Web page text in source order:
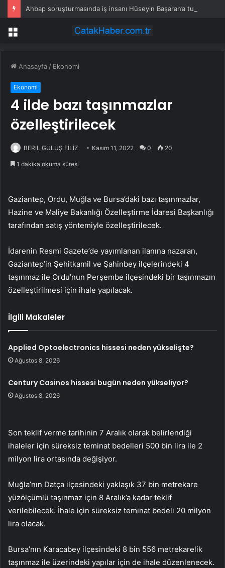
Menü
Anasayfa / Ekonomi
Ekonomi
4 ilde bazı taşınmazlar
özelleştirilecek
BERİL GÜLÜŞ FİLİZ Kasım 11, 2022 0 20
1 dakika okuma süresi
Gaziantep, Ordu, Muğla ve Bursa’daki bazı taşınmazlar,
Hazine ve Maliye Bakanlığı Özelleştirme İdaresi Başkanlığı
tarafından satış yöntemiyle özelleştirilecek.
İdarenin Resmi Gazete’de yayımlanan ilanına nazaran,
Gaziantep’in Şehitkamil ve Şahinbey ilçelerindeki 4
taşınmaz ile Ordu’nun Perşembe ilçesindeki bir taşınmazın
özelleştirilmesi için ihale yapılacak.
İlgili Makaleler
Applied Optoelectronics hissesi neden yükselişte?
Ağustos 8, 2026
Century Casinos hissesi bugün neden yükseliyor?
Ağustos 8, 2026
Son teklif verme tarihinin 7 Aralık olarak belirlendiği
ihaleler için süreksiz teminat bedelleri 500 bin lira ile 2
milyon lira ortasında değişiyor.
Muğla’nın Datça ilçesindeki yaklaşık 37 bin metrekare
yüzölçümlü taşınmaz için 8 Aralık’a kadar teklif
verilebilecek. İhale için süreksiz teminat bedeli 20 milyon
lira olacak.
Bursa’nın Karacabey ilçesindeki 8 bin 556 metrekarelik
taşınmaz ile üzerindeki yapılar için de ihale düzenlenecek.